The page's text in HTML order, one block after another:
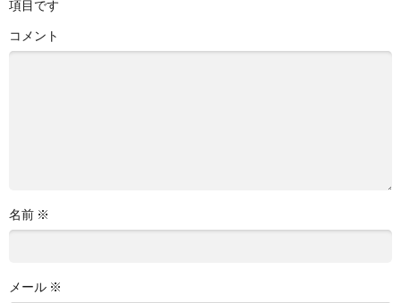
項目です
コメント
名前 ※
メール ※